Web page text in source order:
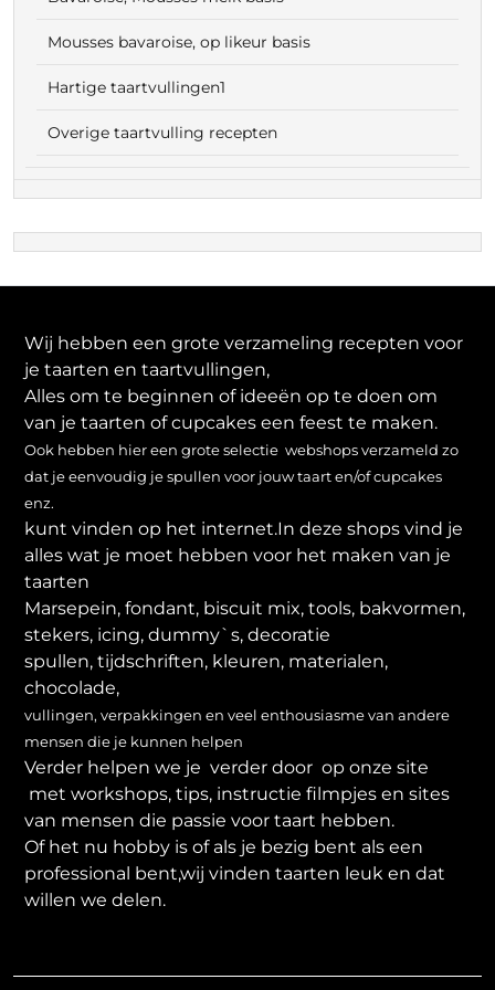
Mousses bavaroise, op likeur basis
Hartige taartvullingen1
Overige taartvulling recepten
Wij hebben een grote verzameling recepten voor
je taarten en taartvullingen,
Alles om te beginnen of ideeën op te doen om
van je taarten of cupcakes een feest te maken.
Ook hebben hier een grote selectie webshops verzameld zo
dat je eenvoudig je spullen voor jouw taart en/of cupcakes
enz.
kunt vinden op het internet.In deze shops vind je
alles wat je moet hebben voor het maken van je
taarten
Marsepein, fondant, biscuit mix, tools, bakvormen,
stekers, icing, dummy`s, decoratie
spullen, tijdschriften, kleuren, materialen,
chocolade,
vullingen, verpakkingen en veel enthousiasme van andere
mensen die je kunnen helpen
Verder helpen we je verder door op onze site
met workshops, tips, instructie filmpjes en sites
van mensen die passie voor taart hebben.
Of het nu hobby is of als je bezig bent als een
professional bent,wij vinden taarten leuk en dat
willen we delen.